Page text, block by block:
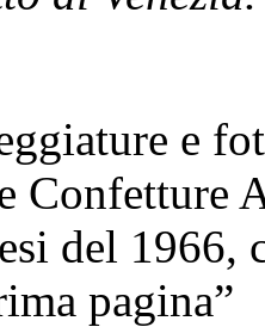
e
Confetture
del 1966,
pagina”